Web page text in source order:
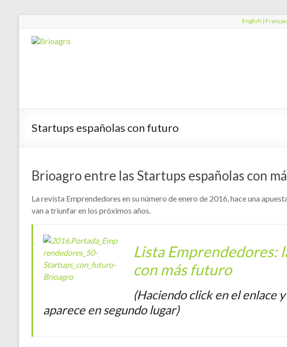
English |
Startups españolas con futuro
Brioagro entre las Startups españolas con
La revista Emprendedores en su número de enero de 2016, hace una
van a triunfar en los próximos años.
Lista Emprendedores:
con más futuro
(Haciendo click en el enlace
aparece en segundo lugar)